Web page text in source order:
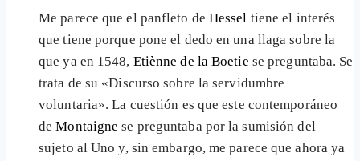
Me parece que el panfleto de Hessel tiene el interés
que tiene porque pone el dedo en una llaga sobre la
que ya en 1548, Etiènne de la Boetie se preguntaba. Se
trata de su «Discurso sobre la servidumbre
voluntaria». La cuestión es que este contemporáneo
deMontaignese preguntaba por la sumisión del
sujeto al Uno y, sin embargo, me parece que ahora ya